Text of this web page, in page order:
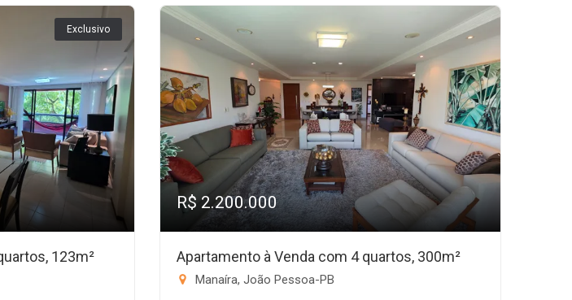
Exclusivo
123m²
R$ 2.200.000
Apartamento à Venda com 4 quartos, 300m²
Manaíra, João Pessoa-PB